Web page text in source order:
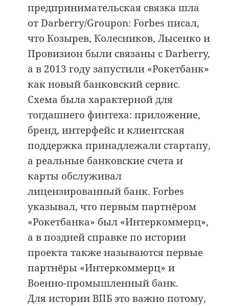
предпринимательская связка шла
от Darberry/Groupon: Forbes писал,
что Козырев, Колесников, Лысенко и
Провизион были связаны с Darberry,
а в 2013 году запустили «Рокетбанк»
как новый банковский сервис.
Схема была характерной для
тогдашнего финтеха: приложение,
бренд, интерфейс и клиентская
поддержка принадлежали стартапу,
а реальные банковские счета и
карты обслуживал
лицензированный банк. Forbes
указывал, что первым партнёром
«Рокетбанка» был «Интеркоммерц»,
а в поздней справке по истории
проекта также называются первые
партнёры «Интеркоммерц» и
Военно-промышленный банк.
Для истории ВПБ это важно потому,